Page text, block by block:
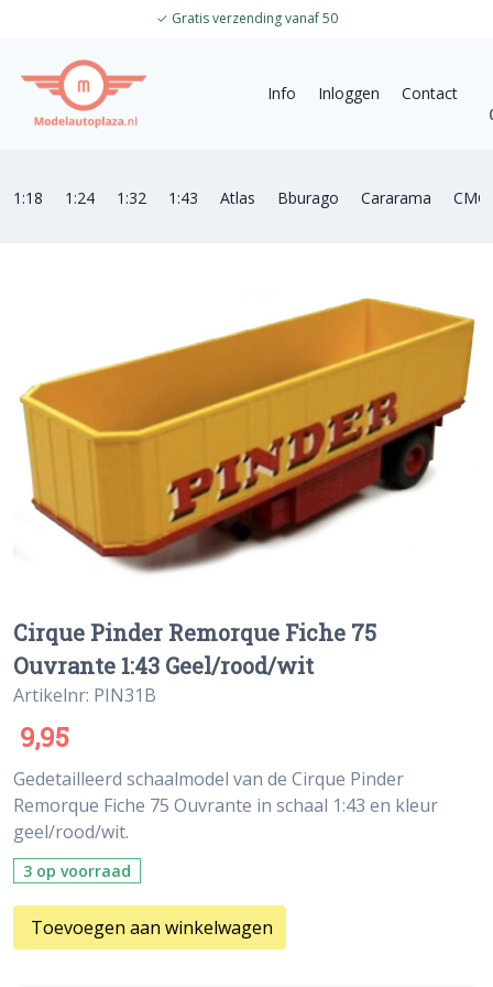
✓ Gratis verzending vanaf 50
Info Inloggen
Contact
1:18 1:24 1:32 1:43 Atlas Bburago Cararama CMC
Cirque Pinder Remorque Fiche 75
Ouvrante 1:43 Geel/rood/wit
Artikelnr: PIN31B
9,95
Gedetailleerd schaalmodel van de Cirque Pinder
Remorque Fiche 75 Ouvrante in schaal 1:43 en kleur
geel/rood/wit.
3 op voorraad
Toevoegen aan winkelwagen